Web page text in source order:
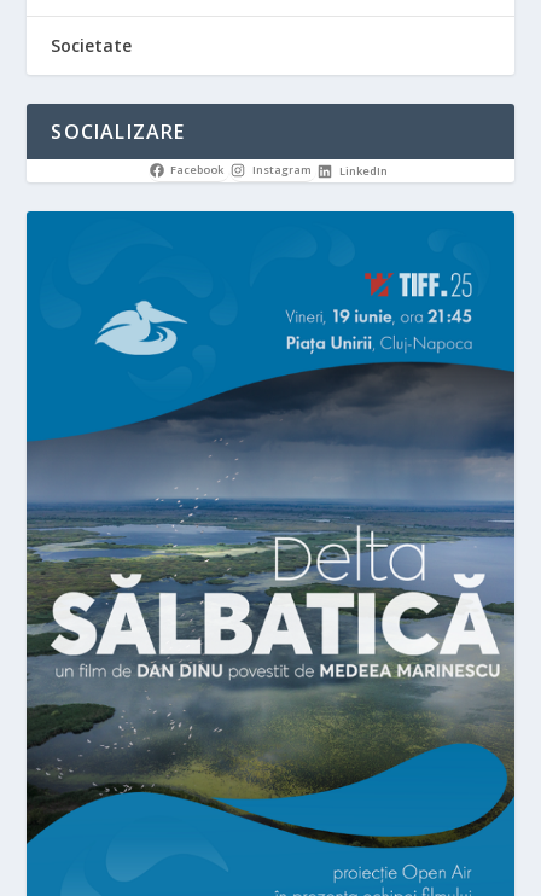
Societate
SOCIALIZARE
Facebook Instagram LinkedIn